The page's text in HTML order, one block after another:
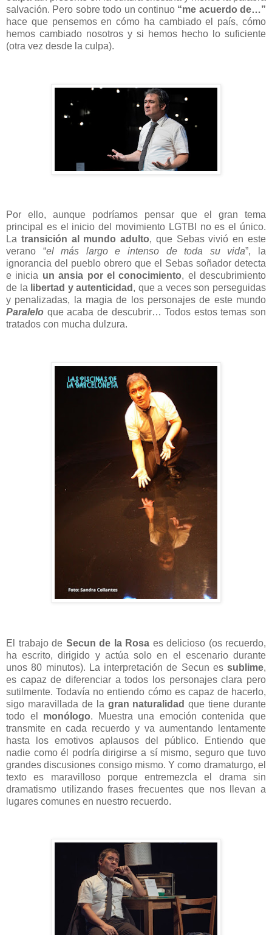
salvación. Pero sobre todo un continuo “me acuerdo de…”
hace que pensemos en cómo ha cambiado el país, cómo
hemos cambiado nosotros y si hemos hecho lo suficiente
(otra vez desde la culpa).
Por ello, aunque podríamos pensar que el gran tema
principal es el inicio del movimiento LGTBI no es el único.
La transición al mundo adulto, que Sebas vivió en este
verano “el más largo e intenso de toda su vida”, la
ignorancia del pueblo obrero que el Sebas soñador detecta
e inicia un ansia por el conocimiento, el descubrimiento
de la libertad y autenticidad , que a veces son perseguidas
y penalizadas, la magia de los personajes de este mundo
Paralelo que acaba de descubrir… Todos estos temas son
tratados con mucha dulzura.
El trabajo de Secun de la Rosa es delicioso (os recuerdo,
ha escrito, dirigido y actúa solo en el escenario durante
unos 80 minutos). La interpretación de Secun es sublime,
es capaz de diferenciar a todos los personajes clara pero
sutilmente. Todavía no entiendo cómo es capaz de hacerlo,
sigo maravillada de la gran naturalidad que tiene durante
todo el monólogo. Muestra una emoción contenida que
transmite en cada recuerdo y va aumentando lentamente
hasta los emotivos aplausos del público. Entiendo que
nadie como él podría dirigirse a sí mismo, seguro que tuvo
grandes discusiones consigo mismo. Y como dramaturgo, el
texto es maravilloso porque entremezcla el drama sin
dramatismo utilizando frases frecuentes que nos llevan a
lugares comunes en nuestro recuerdo.